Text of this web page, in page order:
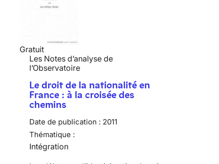
Gratuit
Les Notes d’analyse de
l’Observatoire
Le droit de la nationalité en
France : à la croisée des
chemins
Date de publication : 2011
Thématique :
Intégration